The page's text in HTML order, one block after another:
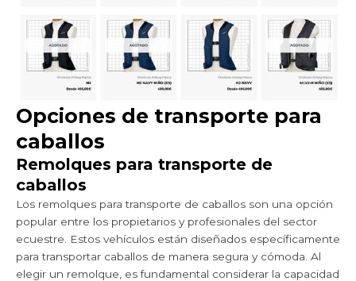
Opciones de transporte para
caballos
Remolques para transporte de
caballos
Los remolques para transporte de caballos son una opción
popular entre los propietarios y profesionales del sector
ecuestre. Estos vehículos están diseñados específicamente
para transportar caballos de manera segura y cómoda. Al
elegir un remolque, es fundamental considerar la capacidad